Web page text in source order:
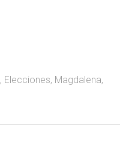
, Elecciones, Magdalena,